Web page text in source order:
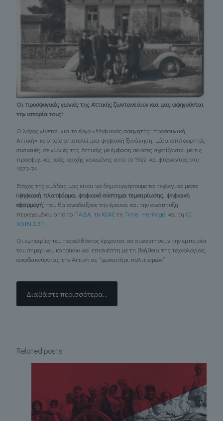
Oι προσφυγικές γωνιές της Αττικής ζωντανεύουν και μας αφηγούνται
την ιστορία τους!
Ο λόγος γίνεται για το έργο «Ψηφιακός αφηγητής: προσφυγική
Αττική» το οποίο αποτελεί μια ψηφιακή ξενάγηση, μέσα από φορητές
συσκευές, σε γωνιές της Αττικής με έμφαση σε όσες σχετίζονται με τις
προσφυγικές ροές, αρχής γενομένης από το 1922 και φτάνοντας στο
1973-74.
Στόχος της ομάδας μας είναι να δημιουργήσουμε τα τεχλογικά μεσα
(ψηφιακή πλατφόρμα, ψηφιακό σύστημα τεμκηρίωσης, ψηφιακή
εφαρμογή) που θα αναδειξουν την έρευνα και την ανάπτυξη
περιεχομένου από το ΠΑΔΑ , το ΚΕΑΕτη Τime Heritage και τη CI
ΚΟΙΝ.Σ.ΕΠ.
Οι εμπειρίες του παρελθόντος έρχονται να συναντήσουν την εμπειρία
του σημερινού κατοίκου και επισκέπτη με τη βοήθεια της τεχνολογίας,
αναδεικνύοντας την Αττική σε “χωνευτήρι πολιτισμών”.
Διαβάστε περισσότερα...
Related posts